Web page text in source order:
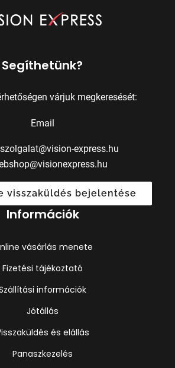
Segíthetünk?
várjuk megkeresését:
Email
express.hu
visszaküldés bejelentése
Információk
vásárlás menete
Fizetési tájékoztató
információk
Jótállás
és elállás
Panaszkezelés